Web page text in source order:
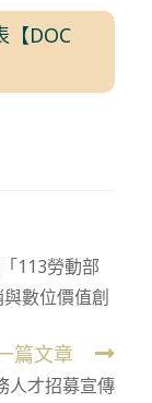
【DOC
113勞動部
數位價值創
篇文章
人才招募宣傳